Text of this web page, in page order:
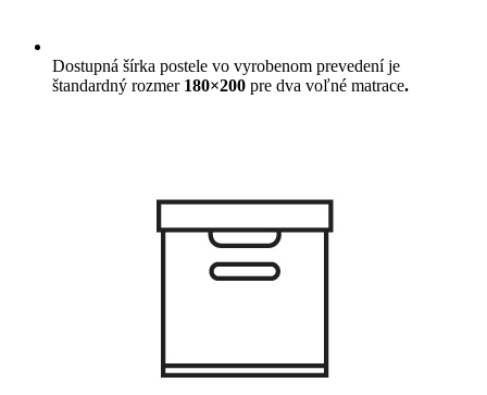
Dostupná šírka postele vo vyrobenom prevedení je
štandardný rozmer 180×200 pre dva voľné matrace.